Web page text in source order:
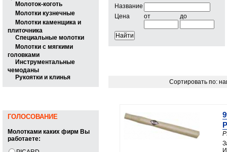
Молоток-коготь
Молотки кузнечные
Молотки каменщика и
плиточника
Специальные молотки
Молотки с мягкими
головками
Инструментальные
чемоданы
Рукоятки и клинья
ГОЛОСОВАНИЕ
Молотками каких фирм Вы
работаете:
Название
Цена
от до
Сортировать по: